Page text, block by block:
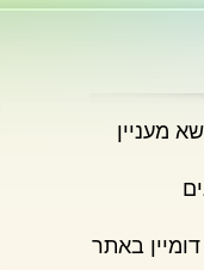
באתר